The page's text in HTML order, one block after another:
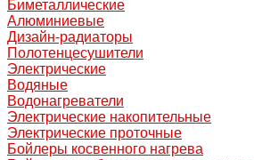
Биметаллические
Алюминиевые
Дизайн-радиаторы
Полотенцесушители
Электрические
Водяные
Водонагреватели
Электрические накопительные
Электрические проточные
Бойлеры косвенного нагрева